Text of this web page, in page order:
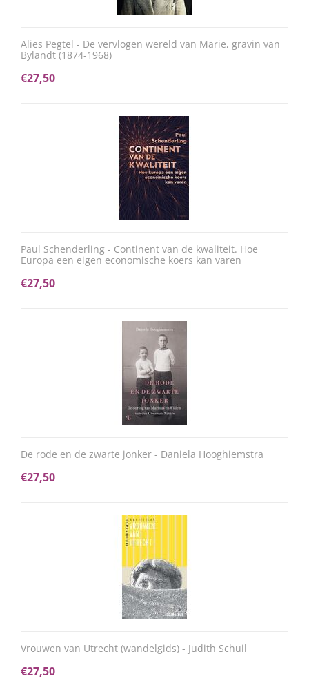
Alies Pegtel - De vervlogen wereld van Marie, gravin van
Bylandt (1874-1968)
€27,50
Paul Schenderling - Continent van de kwaliteit. Hoe
Europa een eigen economische koers kan varen
€27,50
De rode en de zwarte jonker - Daniela Hooghiemstra
€27,50
Vrouwen van Utrecht (wandelgids) - Judith Schuil
€27,50